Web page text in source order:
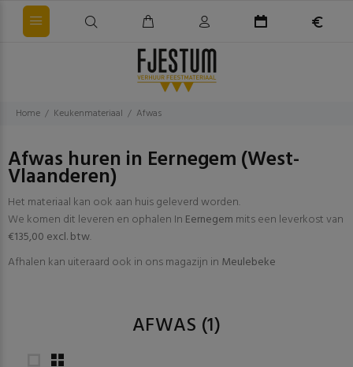
Home Keukenmateriaal Afwas
Afwas huren in Eernegem (West-
Vlaanderen)
Het materiaal kan ook aan huis geleverd worden.
We komen dit leveren en ophalen In Eernegem mits een leverkost van
€135,00 excl. btw.
Afhalen kan uiteraard ook in ons magazijn in Meulebeke
AFWAS (1)